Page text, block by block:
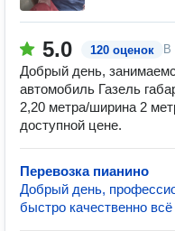
5.0 120 оценок В
Добрый день,
автомобиль Газель
2,20 метра/ширина 2
доступной цене.
Перевозка пианино
Добрый день,
быстро качественно